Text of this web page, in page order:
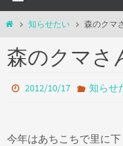
ホ
ム
知らせたい 森のクマ
森のクマさ
2012/10/17 知らせ
今年はあちこちで里に